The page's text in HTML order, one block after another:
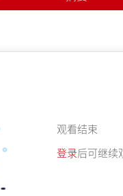
观看结束
登录后可继续